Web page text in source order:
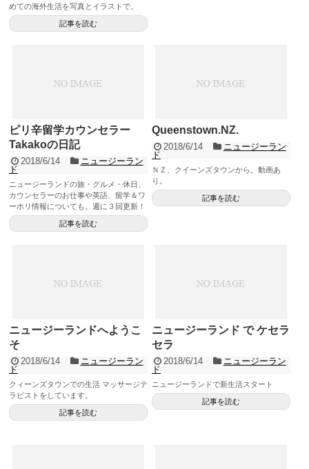
めての海外生活を写真とイラストで。
記事を読む
ピリ辛留学カウンセラー
Takakoの日記
2018/6/14
ニュージーラン
ド
ニュージーランドの旅・グルメ・休日、
カウンセラーのお仕事や英語、留学＆ワ
ーホリ情報についても。週に３回更新！
記事を読む
Queenstown.NZ.
2018/6/14
ニュージーラン
ド
ＮＺ、クイーンズタウンから。動画あ
り。
記事を読む
ニュージーランドへようこ
そ
2018/6/14
ニュージーラン
ド
クィーンズタウンでの生活 マッサージテ
ラピストをしています。
記事を読む
ニュージーランド で ケセラ
セラ
2018/6/14
ニュージーラン
ド
ニュージーランドで新生活スタート
記事を読む